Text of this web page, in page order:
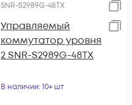
SNR-S2989G-48TX
Управляемый
коммутатор уровня
2 SNR-S2989G-48TX
В наличии: 10+ шт